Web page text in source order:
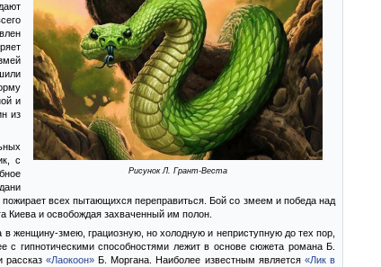
Рисунок Л. Грант-Веста
и
из
с
пожирает всех пытающихся переправиться. Бой со змеем и победа над
Киева и освобождая захваченный им полон.
в женщину-змею, грациозную, но холодную и неприступную до тех пор,
гипнотическими способностями лежит в основе сюжета романа Б.
рассказ «Лаокоон»Б. Моргана. Наиболее известным является «Лик в